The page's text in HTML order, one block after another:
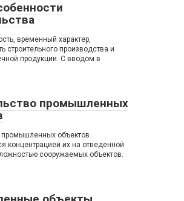
временный характер,
строительного производства и
продукции. С вводом в
промышленных
промышленных объектов
концентрацией их на отведенной
сооружаемых объектов.